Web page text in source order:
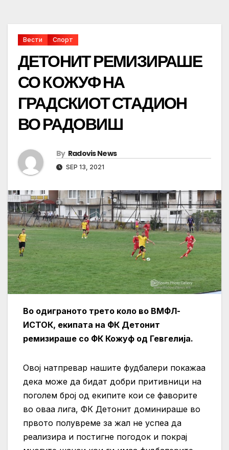
Вести Спорт
ДЕТОНИТ РЕМИЗИРАШЕ
СО КОЖУФ НА
ГРАДСКИОТ СТАДИОН
ВО РАДОВИШ
By Radovis News
SEP 13, 2021
Во одиграното трето коло во ВМФЛ-
ИСТОК, екипата на ФК Детонит
ремизираше со ФК Кожуф од Гевгелија.
Овој натпревар нашите фудбалери покажаа
дека може да бидат добри притивници на
поголем број од екипите кои се фаворите
во оваа лига, ФК Детонит доминираше во
првото полувреме за жал не успеа да
реализира и постигне погодок и покрај